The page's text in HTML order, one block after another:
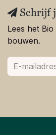
Schrijf
Lees het
bouwen.